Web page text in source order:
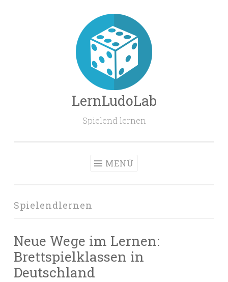
LernLudoLab
Spielend lernen
MENÜ
Spielendlernen
Neue Wege im Lernen:
Brettspielklassen in
Deutschland